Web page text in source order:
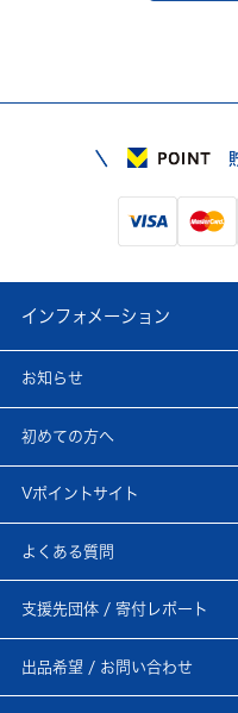
インフォメーション
お知らせ
初めての方へ
Vポイントサイト
よくある質問
支援先団体 / 寄付レポート
出品希望 / お問い合わせ